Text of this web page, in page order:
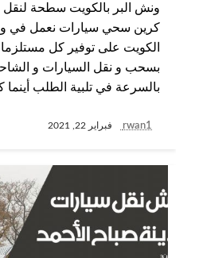
ونش البر بالكويت سطحة لنقل
كرين سحي سيارات نعمل في
الكويت على توفير كل
بسحب و نقل السيارات و
بالسرعة في تلبية الطلب
rwan1 فبراير 22, 2021